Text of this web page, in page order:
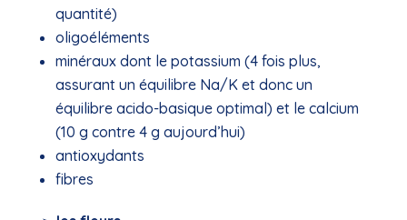
quantité)
oligoéléments
minéraux dont le potassium (4 fois plus,
assurant un équilibre Na/K et donc un
équilibre acido-basique optimal) et le calcium
(10 g contre 4 g aujourd’hui)
antioxydants
fibres